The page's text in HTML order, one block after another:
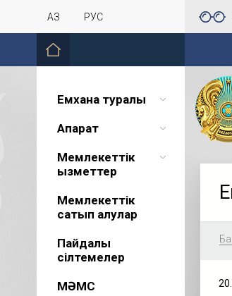
ҚАЗ РУС
Емхана туралы
Ақпарат
Мемлекеттік
қызметтер
Мемлекеттік
сатып алулар
Пайдалы
сілтемелер
МӘМС